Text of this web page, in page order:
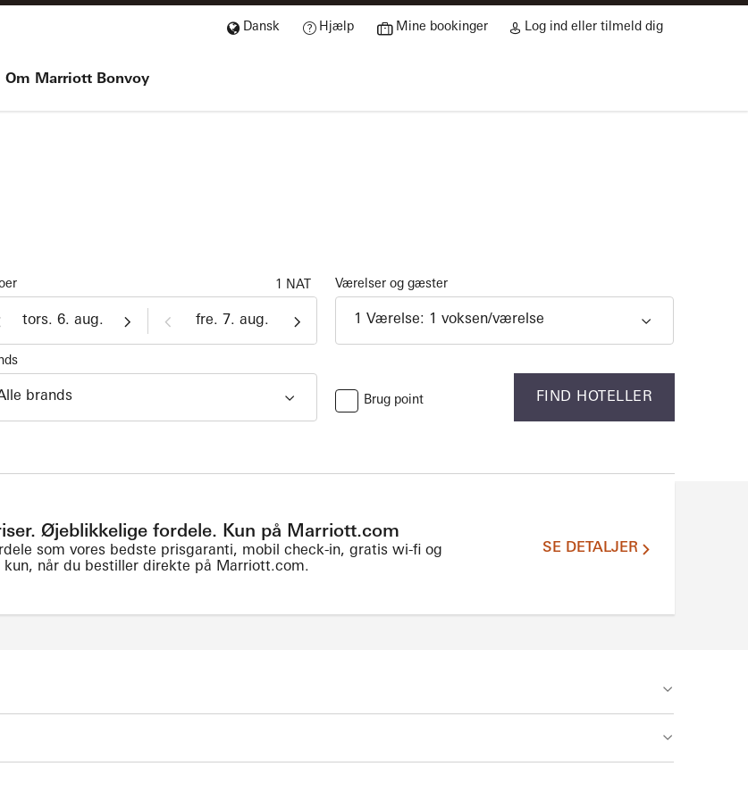
Dansk Hjælp Mine bookinger Log ind eller tilmeld dig
Om Marriott Bonvoy
1 NAT
Indtjekning
MM/y
Udtjekning
MM/y
Værelser og gæster
1 Værelse: 1 voksen/værelse
brands Brug point FIND HOTELLER
Øjeblikkelige fordele. Kun på Marriott.com
som vores bedste prisgaranti, mobil check-in, gratis wi-fi og
når du bestiller direkte på Marriott.com.
SE DETALJER